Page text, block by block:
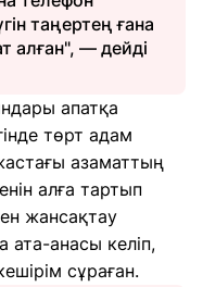
таңертең ғана
алған", — дейді
апатқа
төрт адам
азаматтың
алға тартып
жансақтау
ата-анасы келіп,
сұраған.